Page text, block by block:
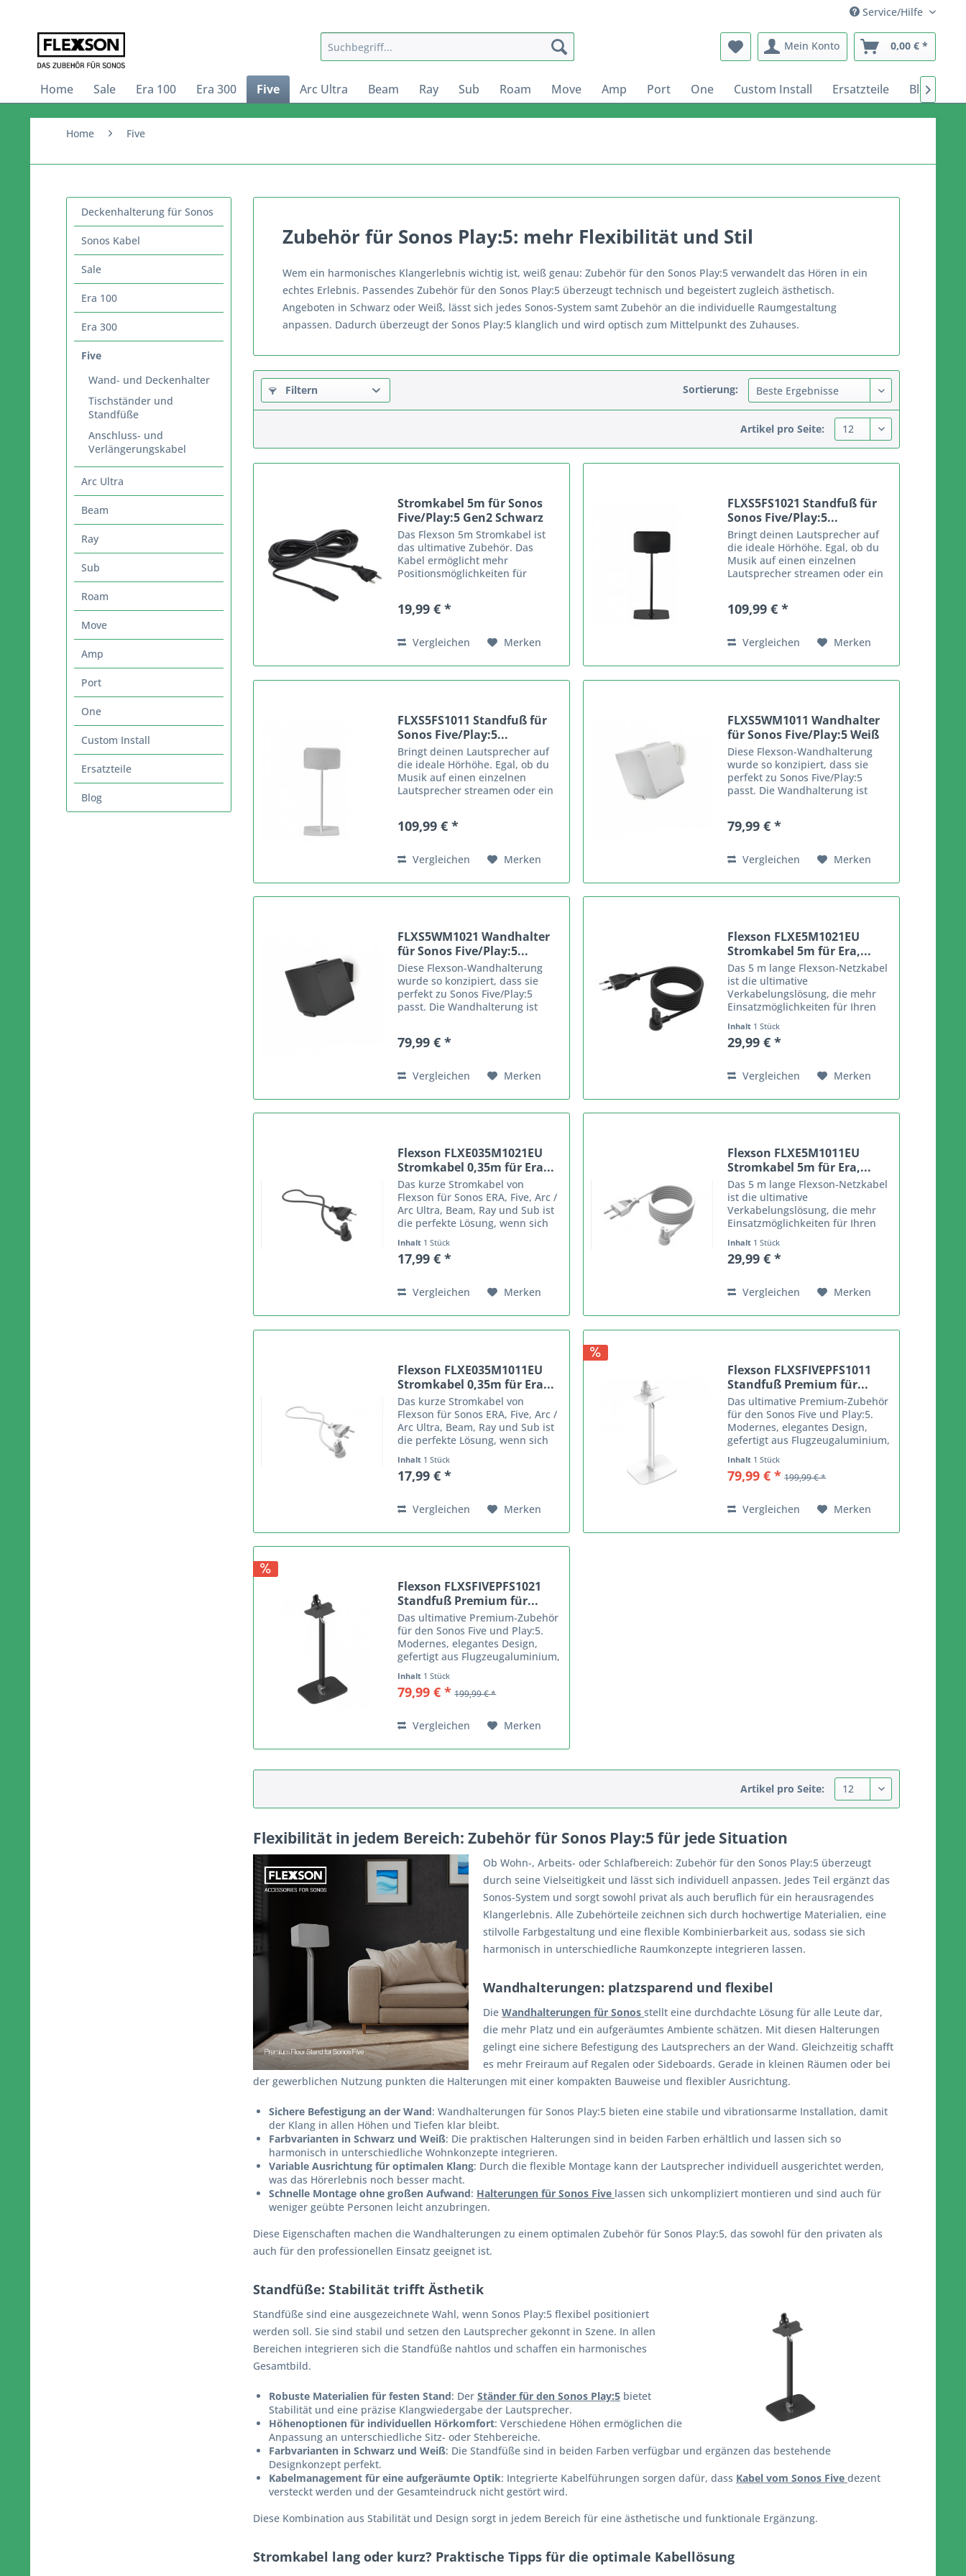
Service/Hilfe
Mein Konto 0,00 € *
Home Sale Era 100 Era 300 Five Arc Ultra Beam Ray Sub Roam Move Amp Port One Custom Install Ersatzteile Blog

Home Five
Deckenhalterung für Sonos
Sonos Kabel
Sale
Era 100
Era 300
Five
Wand- und Deckenhalter
Tischständer und
Standfüße
Anschluss- und
Verlängerungskabel
Arc Ultra
Beam
Ray
Sub
Roam
Move
Amp
Port
One
Custom Install
Ersatzteile
Blog
Zubehör für Sonos Play:5: mehr Flexibilität und Stil
Wem ein harmonisches Klangerlebnis wichtig ist, weiß genau: Zubehör für den Sonos Play:5 verwandelt das Hören in ein
echtes Erlebnis. Passendes Zubehör für den Sonos Play:5 überzeugt technisch und begeistert zugleich ästhetisch.
Angeboten in Schwarz oder Weiß, lässt sich jedes Sonos-System samt Zubehör an die individuelle Raumgestaltung
anpassen. Dadurch überzeugt der Sonos Play:5 klanglich und wird optisch zum Mittelpunkt des Zuhauses.
Filtern Sortierung:
Artikel pro Seite:
Stromkabel 5m für Sonos
Five/Play:5 Gen2 Schwarz
Das Flexson 5m Stromkabel ist
das ultimative Zubehör. Das
Kabel ermöglicht mehr
Positionsmöglichkeiten für
Ausführungen erhältlich,
Lautsprecher. Das 5m Power-
Kabel...
19,99 € *
Vergleichen Merken
FLXS5FS1021 Standfuß für
Sonos Five/Play:5...
Bringt deinen Lautsprecher auf
die ideale Hörhöhe. Egal, ob du
Musik auf einen einzelnen
Lautsprecher streamen oder ein
verwenden möchtest. Horizontale
Sonos...
109,99 € *
Vergleichen Merken
FLXS5FS1011 Standfuß für
Sonos Five/Play:5...
Bringt deinen Lautsprecher auf
die ideale Hörhöhe. Egal, ob du
Musik auf einen einzelnen
Lautsprecher streamen oder ein
verwenden möchtest. Horizontale
Sonos...
109,99 € *
Vergleichen Merken
FLXS5WM1011 Wandhalter
für Sonos Five/Play:5 Weiß
Diese Flexson-Wandhalterung
wurde so konzipiert, dass sie
perfekt zu Sonos Five/Play:5
passt. Die Wandhalterung ist
horizontaler Lage auf die
Er trägt...
79,99 € *
Vergleichen Merken
FLXS5WM1021 Wandhalter
für Sonos Five/Play:5...
Diese Flexson-Wandhalterung
wurde so konzipiert, dass sie
perfekt zu Sonos Five/Play:5
passt. Die Wandhalterung ist
horizontaler Lage auf die
Er trägt...
79,99 € *
Vergleichen Merken
Flexson FLXE5M1021EU
Stromkabel 5m für Era,...
Das 5 m lange Flexson-Netzkabel
ist die ultimative
Verkabelungslösung, die mehr
Einsatzmöglichkeiten für Ihren
m lange Netzkabel ist in
schwarzer oder weißer
zu Ihrem...
Inhalt 1 Stück
29,99 € *
Vergleichen Merken
Flexson FLXE035M1021EU
Stromkabel 0,35m für Era...
Das kurze Stromkabel von
Flexson für Sonos ERA, Five, Arc /
Arc Ultra, Beam, Ray und Sub ist
die perfekte Lösung, wenn sich
einer Steckdose befindet. Das
Standard-Netzkabel von Sonos ist
Inhalt 1 Stück
17,99 € *
Vergleichen Merken
Flexson FLXE5M1011EU
Stromkabel 5m für Era,...
Das 5 m lange Flexson-Netzkabel
ist die ultimative
Verkabelungslösung, die mehr
Einsatzmöglichkeiten für Ihren
m lange Netzkabel ist in
schwarzer oder weißer
zu Ihrem...
Inhalt 1 Stück
29,99 € *
Vergleichen Merken
Flexson FLXE035M1011EU
Stromkabel 0,35m für Era...
Das kurze Stromkabel von
Flexson für Sonos ERA, Five, Arc /
Arc Ultra, Beam, Ray und Sub ist
die perfekte Lösung, wenn sich
einer Steckdose befindet. Das
Standard-Netzkabel von Sonos ist
Inhalt 1 Stück
17,99 € *
Vergleichen Merken
Flexson FLXSFIVEPFS1011
Standfuß Premium für...
Das ultimative Premium-Zubehör
für den Sonos Five und Play:5.
Modernes, elegantes Design,
gefertigt aus Flugzeugaluminium,
Acrylglas. Präsentiert den Sonos
Five/Play:5 in optimaler Hörhöhe
Inhalt 1 Stück
79,99 € * 199,99 € *
Vergleichen Merken
Flexson FLXSFIVEPFS1021
Standfuß Premium für...
Das ultimative Premium-Zubehör
für den Sonos Five und Play:5.
Modernes, elegantes Design,
gefertigt aus Flugzeugaluminium,
Acrylglas. Präsentiert den Sonos
Five/Play:5 in optimaler Hörhöhe
Inhalt 1 Stück
79,99 € * 199,99 € *
Vergleichen Merken
Artikel pro Seite:
Flexibilität in jedem Bereich: Zubehör für Sonos Play:5 für jede Situation
Ob Wohn-, Arbeits- oder Schlafbereich: Zubehör für den Sonos Play:5 überzeugt
durch seine Vielseitigkeit und lässt sich individuell anpassen. Jedes Teil ergänzt das
Sonos-System und sorgt sowohl privat als auch beruflich für ein herausragendes
Klangerlebnis. Alle Zubehörteile zeichnen sich durch hochwertige Materialien, eine
stilvolle Farbgestaltung und eine flexible Kombinierbarkeit aus, sodass sie sich
harmonisch in unterschiedliche Raumkonzepte integrieren lassen.
Wandhalterungen: platzsparend und flexibel
Die Wandhalterungen für Sonos stellt eine durchdachte Lösung für alle Leute dar,
die mehr Platz und ein aufgeräumtes Ambiente schätzen. Mit diesen Halterungen
gelingt eine sichere Befestigung des Lautsprechers an der Wand. Gleichzeitig schafft
es mehr Freiraum auf Regalen oder Sideboards. Gerade in kleinen Räumen oder bei
der gewerblichen Nutzung punkten die Halterungen mit einer kompakten Bauweise und flexibler Ausrichtung.
Sichere Befestigung an der Wand: Wandhalterungen für Sonos Play:5 bieten eine stabile und vibrationsarme Installation, damit
der Klang in allen Höhen und Tiefen klar bleibt.
Farbvarianten in Schwarz und Weiß: Die praktischen Halterungen sind in beiden Farben erhältlich und lassen sich so
harmonisch in unterschiedliche Wohnkonzepte integrieren.
Variable Ausrichtung für optimalen Klang: Durch die flexible Montage kann der Lautsprecher individuell ausgerichtet werden,
was das Hörerlebnis noch besser macht.
Schnelle Montage ohne großen Aufwand: Halterungen für Sonos Five lassen sich unkompliziert montieren und sind auch für
weniger geübte Personen leicht anzubringen.
Diese Eigenschaften machen die Wandhalterungen zu einem optimalen Zubehör für Sonos Play:5, das sowohl für den privaten als
auch für den professionellen Einsatz geeignet ist.
Standfüße: Stabilität trifft Ästhetik
Standfüße sind eine ausgezeichnete Wahl, wenn Sonos Play:5 flexibel positioniert
werden soll. Sie sind stabil und setzen den Lautsprecher gekonnt in Szene. In allen
Bereichen integrieren sich die Standfüße nahtlos und schaffen ein harmonisches
Gesamtbild.
Robuste Materialien für festen Stand: Der Ständer für den Sonos Play:5 bietet
Stabilität und eine präzise Klangwiedergabe der Lautsprecher.
Höhenoptionen für individuellen Hörkomfort: Verschiedene Höhen ermöglichen die
Anpassung an unterschiedliche Sitz- oder Stehbereiche.
Farbvarianten in Schwarz und Weiß: Die Standfüße sind in beiden Farben verfügbar und ergänzen das bestehende
Designkonzept perfekt.
Kabelmanagement für eine aufgeräumte Optik: Integrierte Kabelführungen sorgen dafür, dass Kabel vom Sonos Five dezent
versteckt werden und der Gesamteindruck nicht gestört wird.
Diese Kombination aus Stabilität und Design sorgt in jedem Bereich für eine ästhetische und funktionale Ergänzung.
Stromkabel lang oder kurz? Praktische Tipps für die optimale Kabellösung